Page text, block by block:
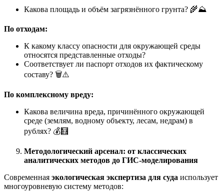
Какова площадь и объём загрязнённого грунта? 🌾⛰️
По отходам:
К какому классу опасности для окружающей среды
относятся представленные отходы?
Соответствует ли паспорт отходов их фактическому
составу? 🗑️⚠️
По комплексному вреду:
Какова величина вреда, причинённого окружающей
среде (землям, водному объекту, лесам, недрам) в
рублях? 💰🧮
Методологический арсенал: от классических
аналитических методов до ГИС-моделирования
Современная экологическая экспертиза для суда использует
многоуровневую систему методов: